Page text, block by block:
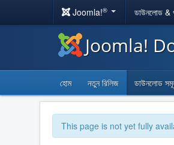
Joomla!® ডাউনলোড &
Joomla!
হোম নতুন রিলিজ ডাউনলোড
This page is not yet fully